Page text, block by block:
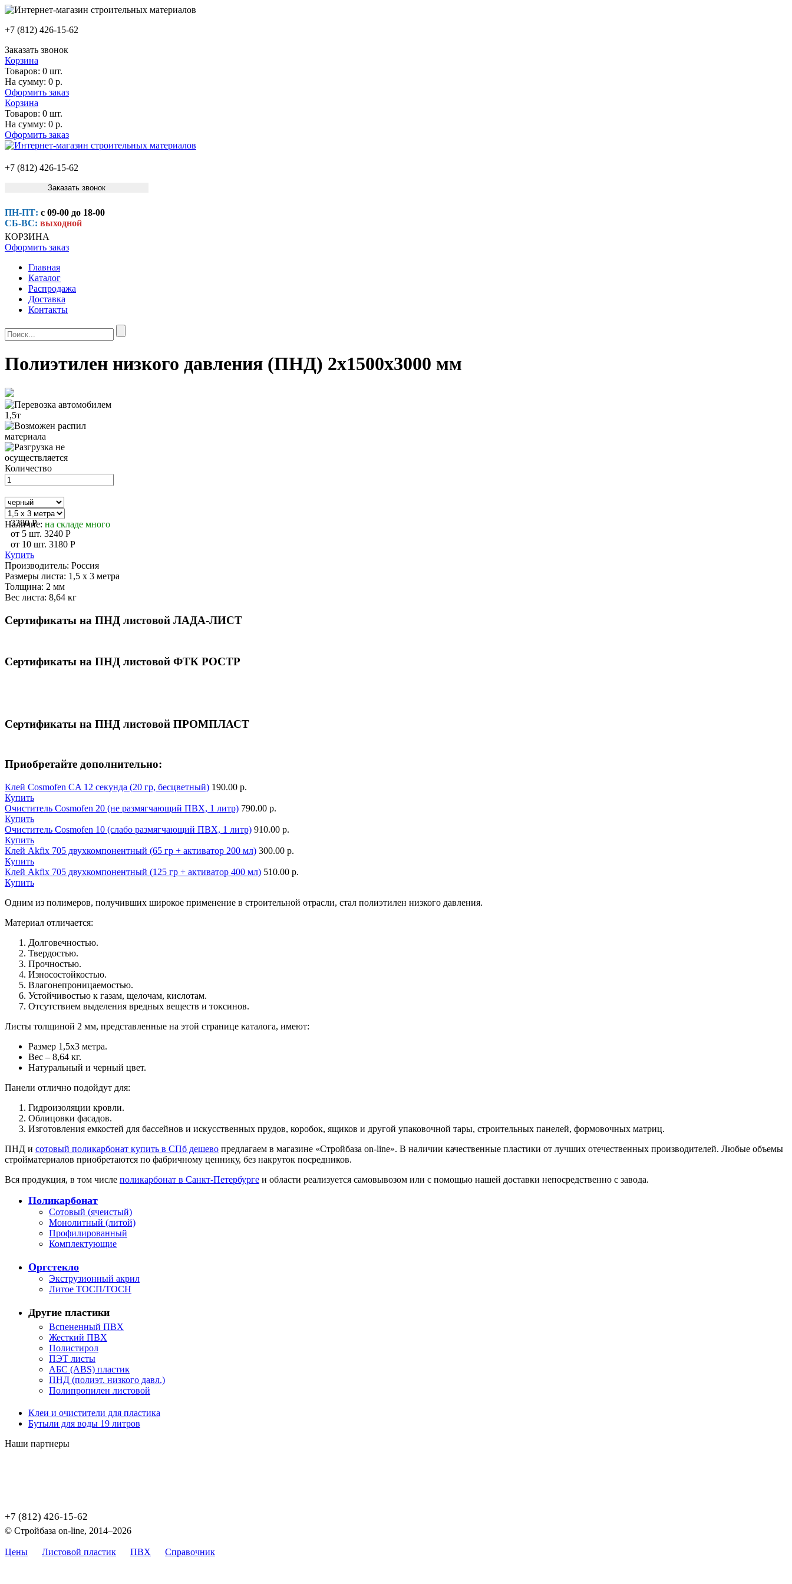
+7 (812) 426-15-62
Заказать звонок
Корзина
Товаров: 0 шт.
На сумму: 0 р.
Оформить заказ
Корзина
Товаров: 0 шт.
На сумму: 0 р.
Оформить заказ
+7 (812) 426-15-62
Заказать звонок
ПН-ПТ: с 09-00 до 18-00
СБ-ВС: выходной
КОРЗИНА
Оформить заказ
Главная
Каталог
Распродажа
Доставка
Контакты
Полиэтилен низкого давления (ПНД) 2х1500х3000 мм
Количество
Наличие: на складе много
3280P
от 5 шт. 3240 P
от 10 шт. 3180 P
Купить
Производитель: Россия
Размеры листа: 1,5 х 3 метра
Толщина: 2 мм
Вес листа: 8,64 кг
Сертификаты на ПНД листовой ЛАДА-ЛИСТ
Сертификаты на ПНД листовой ФТК РОСТР
Сертификаты на ПНД листовой ПРОМПЛАСТ
Приобретайте дополнительно:
Клей Сosmofen CA 12 секунда (20 гр, бесцветный) 190.00 р.
Купить
Очиститель Cosmofen 20 (не размягчающий ПВХ, 1 литр) 790.00 р.
Купить
Очиститель Cosmofen 10 (слабо размягчающий ПВХ, 1 литр) 910.00 р.
Купить
Клей Akfix 705 двухкомпонентный (65 гр + активатор 200 мл) 300.00 р.
Купить
Клей Akfix 705 двухкомпонентный (125 гр + активатор 400 мл) 510.00 р.
Купить
Одним из полимеров, получивших широкое применение в строительной отрасли, стал полиэтилен низкого давления.
Материал отличается:
Долговечностью.
Твердостью.
Прочностью.
Износостойкостью.
Влагонепроницаемостью.
Устойчивостью к газам, щелочам, кислотам.
Отсутствием выделения вредных веществ и токсинов.
Листы толщиной 2 мм, представленные на этой странице каталога, имеют:
Размер 1,5х3 метра.
Вес – 8,64 кг.
Натуральный и черный цвет.
Панели отлично подойдут для:
Гидроизоляции кровли.
Облицовки фасадов.
Изготовления емкостей для бассейнов и искусственных прудов, коробок, ящиков и другой упаковочной тары, строительных панелей, формовочных матриц.
ПНД и сотовый поликарбонат купить в СПб дешево предлагаем в магазине «Стройбаза on-line». В наличии качественные пластики от лучших отечественных производителей. Любые объемы
стройматериалов приобретаются по фабричному ценнику, без накруток посредников.
Вся продукция, в том числе поликарбонат в Санкт-Петербурге и области реализуется самовывозом или с помощью нашей доставки непосредственно с завода.
Поликарбонат
Сотовый (ячеистый)
Монолитный (литой)
Профилированный
Комплектующие
Оргстекло
Экструзионный акрил
Литое ТОСП/ТОСН
Другие пластики
Вспененный ПВХ
Жесткий ПВХ
Полистирол
ПЭТ листы
АБС (ABS) пластик
ПНД (полиэт. низкого давл.)
Полипропилен листовой
Клеи и очистители для пластика
Бутыли для воды 19 литров
Наши партнеры
+7 (812) 426-15-62
© Стройбаза on-line, 2014–2026
Цены Листовой пластик ПВХ Справочник